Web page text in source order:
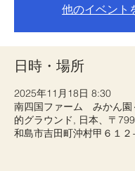
他のイベント
日時・場所
2025年11月18日 8:30
南四国ファーム みかん
的グラウンド, 日本、〒
和島市吉田町沖村甲６１２